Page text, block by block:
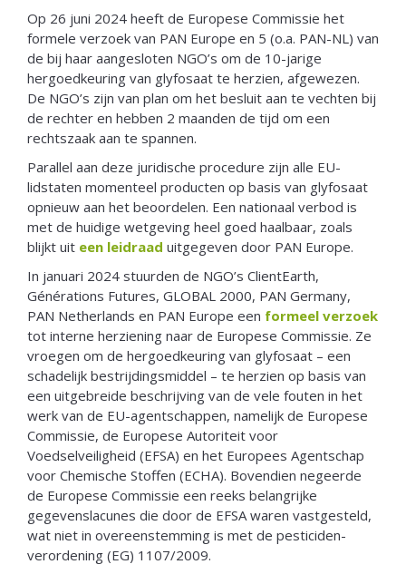
Op 26 juni 2024 heeft de Europese Commissie het
formele verzoek van PAN Europe en 5 (o.a. PAN-NL) van
de bij haar aangesloten NGO’s om de 10-jarige
hergoedkeuring van glyfosaat te herzien, afgewezen.
De NGO’s zijn van plan om het besluit aan te vechten bij
de rechter en hebben 2 maanden de tijd om een
rechtszaak aan te spannen.
Parallel aan deze juridische procedure zijn alle EU-
lidstaten momenteel producten op basis van glyfosaat
opnieuw aan het beoordelen. Een nationaal verbod is
met de huidige wetgeving heel goed haalbaar, zoals
blijkt uit een leidraad uitgegeven door PAN Europe.
In januari 2024 stuurden de NGO’s ClientEarth,
Générations Futures, GLOBAL 2000, PAN Germany,
PAN Netherlands en PAN Europe een formeel verzoek
tot interne herziening naar de Europese Commissie. Ze
vroegen om de hergoedkeuring van glyfosaat – een
schadelijk bestrijdingsmiddel – te herzien op basis van
een uitgebreide beschrijving van de vele fouten in het
werk van de EU-agentschappen, namelijk de Europese
Commissie, de Europese Autoriteit voor
Voedselveiligheid (EFSA) en het Europees Agentschap
voor Chemische Stoffen (ECHA). Bovendien negeerde
de Europese Commissie een reeks belangrijke
gegevenslacunes die door de EFSA waren vastgesteld,
wat niet in overeenstemming is met de pesticiden-
verordening (EG) 1107/2009.